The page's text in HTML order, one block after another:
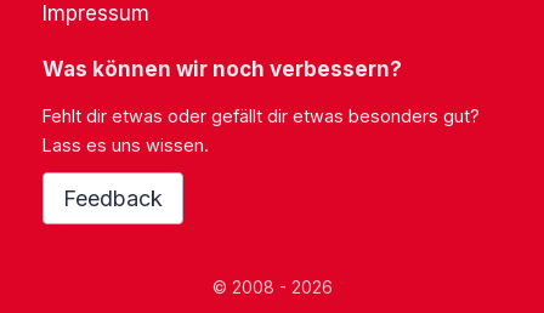
Impressum
Was können wir noch verbessern?
Fehlt dir etwas oder gefällt dir etwas besonders gut?
Lass es uns wissen.
Feedback
© 2008 - 2026